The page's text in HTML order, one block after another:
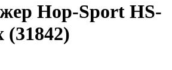
Hop-Sport HS-
(31842)